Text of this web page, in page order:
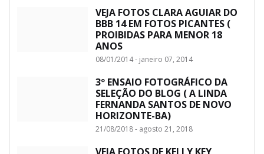
VEJA FOTOS CLARA AGUIAR DO
BBB 14 EM FOTOS PICANTES (
PROIBIDAS PARA MENOR 18
ANOS
08/01/2014 - janeiro 07, 2014
3º ENSAIO FOTOGRÁFICO DA
SELEÇÃO DO BLOG ( A LINDA
FERNANDA SANTOS DE NOVO
HORIZONTE-BA)
21/08/2018 - agosto 21, 2018